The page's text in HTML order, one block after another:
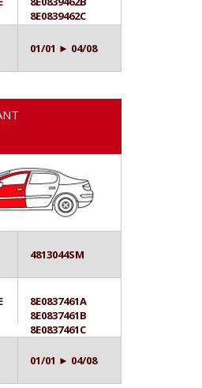
8E0839462C
01/01 ► 04/08
4813044SM
8E0837461A
8E0837461B
8E0837461C
01/01 ► 04/08